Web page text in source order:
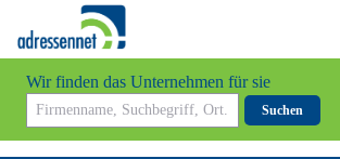
Wir finden das Unternehmen für sie
Suchen